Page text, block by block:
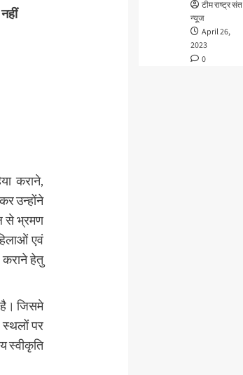
कराने,
उन्होंने
से भ्रमण
एवं
कराने हेतु
है। जिसमे
स्थलों पर
स्वीकृति
टीम राष्ट्र संत
न्यूज
April 26,
2023
0